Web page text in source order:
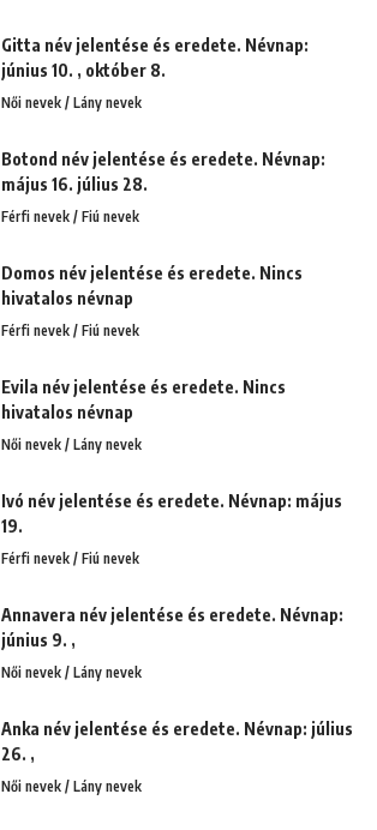
Gitta név jelentése és eredete. Névnap:
június 10. , október 8.
Női nevek / Lány nevek
Botond név jelentése és eredete. Névnap:
május 16. július 28.
Férfi nevek / Fiú nevek
Domos név jelentése és eredete. Nincs
hivatalos névnap
Férfi nevek / Fiú nevek
Evila név jelentése és eredete. Nincs
hivatalos névnap
Női nevek / Lány nevek
Ivó név jelentése és eredete. Névnap: május
19.
Férfi nevek / Fiú nevek
Annavera név jelentése és eredete. Névnap:
június 9. ,
Női nevek / Lány nevek
Anka név jelentése és eredete. Névnap: július
26. ,
Női nevek / Lány nevek